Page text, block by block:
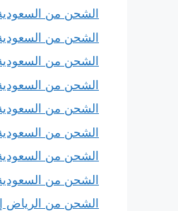
الشحن من
الشحن من
الشحن من
الشحن من السعودية
الشحن من
الشحن من السعودية
الشحن من
الشحن من السعودية
الشحن من الرياض